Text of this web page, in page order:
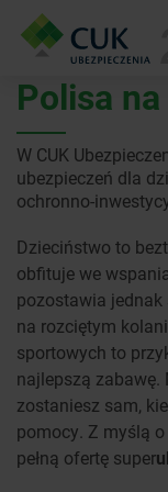
Polisa
W CUK
ubezpieczeń dla
ochronno-
Dzieciństwo to
obfituje we
pozostawia
na rozciętym
sportowych to
najlepszą zabawę.
zostaniesz sam,
pomocy. Z myślą
pełną ofertę super